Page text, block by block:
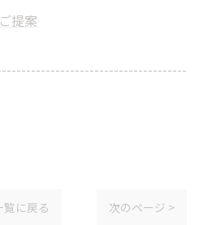
提案
覧に戻る 次のページ >